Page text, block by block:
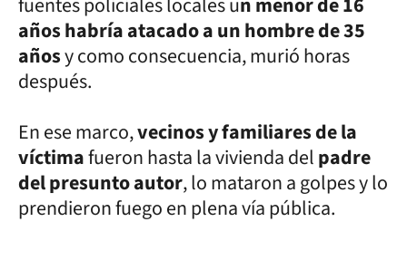
años habría atacado a un hombre de 35
añosy como consecuencia, murió horas
después.
En ese marco,vecinos y familiares de la
víctimafueron hasta la vivienda delpadre
del presunto autor, lo mataron a golpes y lo
prendieron fuego en plena vía pública.